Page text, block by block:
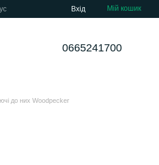
Вхід Мій кошик
0665241700
до них Woodpecker